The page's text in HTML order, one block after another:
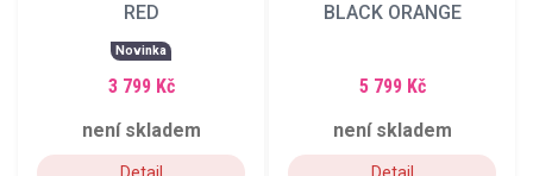
RED
Novinka
3 799 Kč
není skladem
BLACK ORANGE
5 799 Kč
není skladem